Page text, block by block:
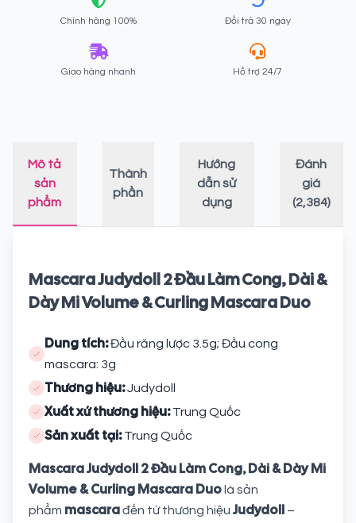
Chính hãng 100% Đổi trả 30 ngày
Giao hàng nhanh Hỗ trợ 24/7
Mô tả
sản
phẩm
Thành
phần
Hướng
dẫn sử
dụng
Đánh
giá
(2,384)
Mascara Judydoll 2 Đầu Làm Cong, Dài &
Dày Mi Volume & Curling Mascara Duo
Dung tích:Đầu răng lược 3.5g; Đầu cong
mascara: 3g
Thương hiệu:Judydoll
Xuất xứ thương hiệu:Trung Quốc
Sản xuất tại:Trung Quốc
Mascara Judydoll 2 Đầu Làm Cong, Dài & Dày Mi
Volume & Curling Mascara Duo là sản
phẩm mascarađến từ thương hiệu Judydoll –